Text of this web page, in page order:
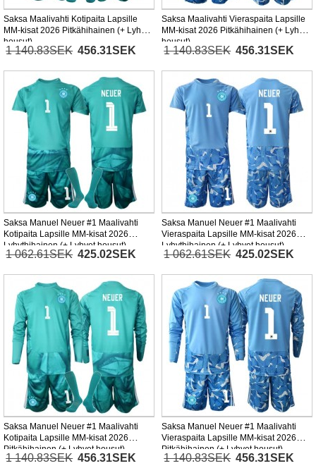
Saksa Maalivahti Kotipaita Lapsille
MM-kisat 2026 Pitkähihainen (+ Lyhyet
housut)
1 140.83SEK 456.31SEK
Saksa Maalivahti Vieraspaita Lapsille
MM-kisat 2026 Pitkähihainen (+ Lyhyet
housut)
1 140.83SEK 456.31SEK
Saksa Manuel Neuer #1 Maalivahti
Kotipaita Lapsille MM-kisat 2026
Lyhythihainen (+ Lyhyet housut)
1 062.61SEK 425.02SEK
Saksa Manuel Neuer #1 Maalivahti
Vieraspaita Lapsille MM-kisat 2026
Lyhythihainen (+ Lyhyet housut)
1 062.61SEK 425.02SEK
Saksa Manuel Neuer #1 Maalivahti
Kotipaita Lapsille MM-kisat 2026
Pitkähihainen (+ Lyhyet housut)
1 140.83SEK 456.31SEK
Saksa Manuel Neuer #1 Maalivahti
Vieraspaita Lapsille MM-kisat 2026
Pitkähihainen (+ Lyhyet housut)
1 140.83SEK 456.31SEK